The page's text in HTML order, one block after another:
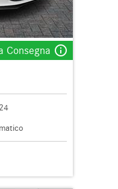
Consegna info_outline